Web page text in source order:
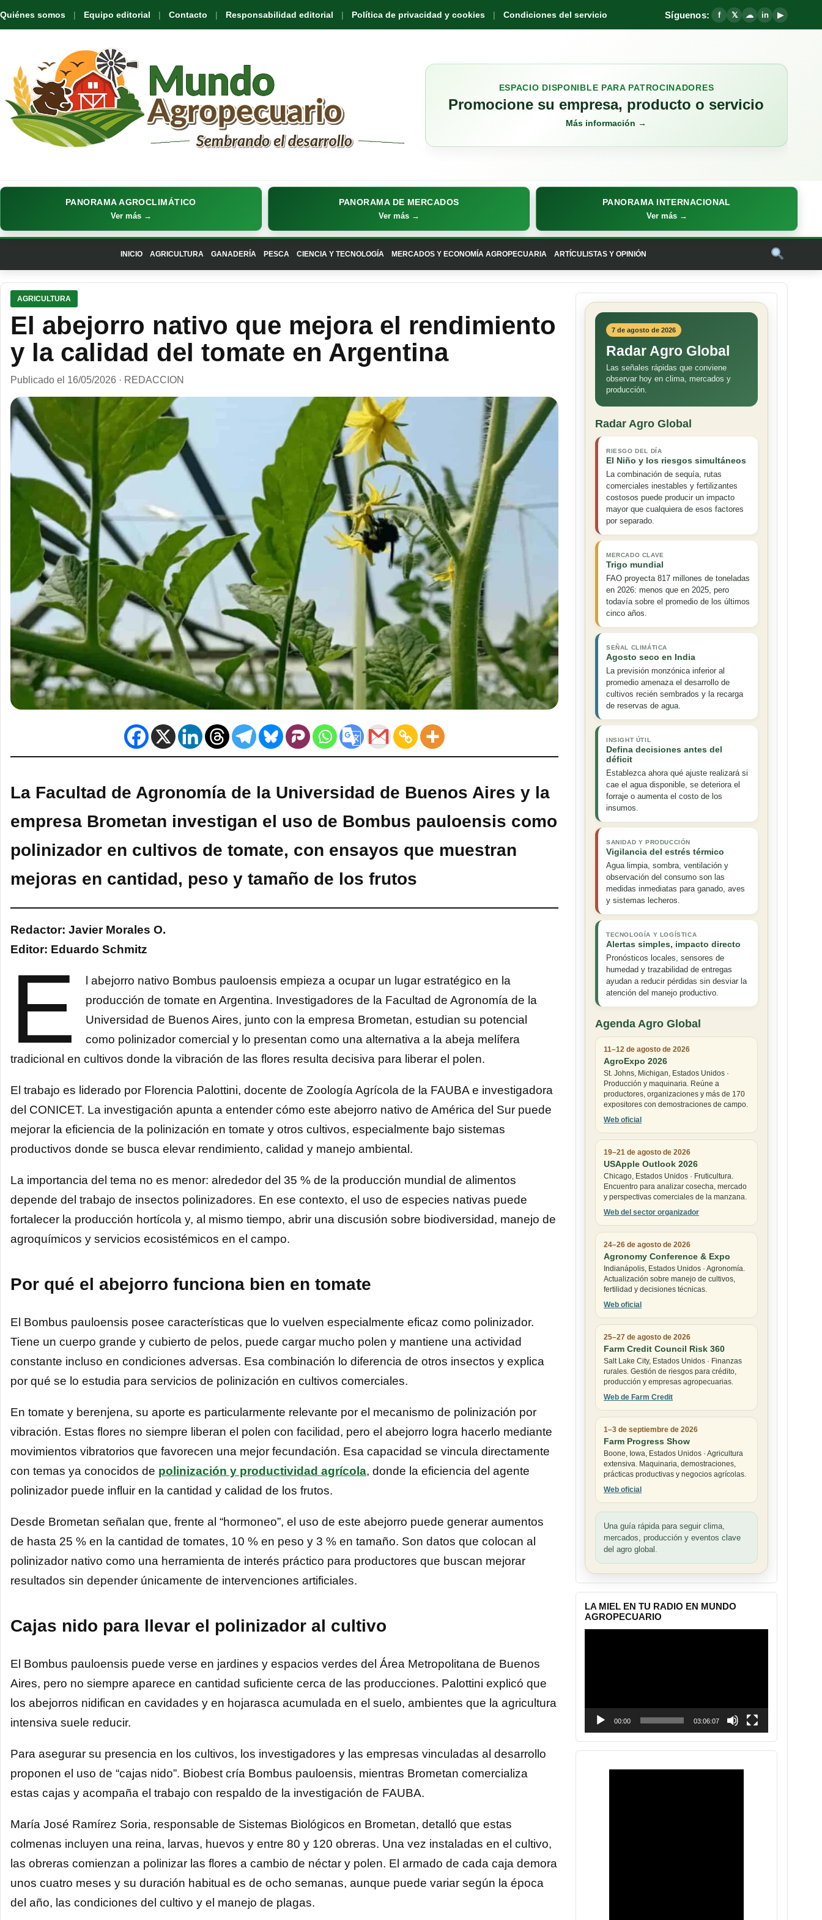
Quiénes somos Equipo editorial Contacto Responsabilidad editorial Política de privacidad y cookies Condiciones del servicio Síguenos: f 𝕏 ☁ in ▶
ESPACIO DISPONIBLE PARA PATROCINADORES
Promocione su empresa, producto o servicio
Más información →
PANORAMA AGROCLIMÁTICO
Ver más →
PANORAMA DE MERCADOS
Ver más →
PANORAMA INTERNACIONAL
Ver más →
INICIO AGRICULTURA GANADERÍA PESCA CIENCIA Y TECNOLOGÍA MERCADOS Y ECONOMÍA AGROPECUARIA ARTÍCULISTAS Y OPINIÓN
AGRICULTURA
El abejorro nativo que mejora el rendimiento
y la calidad del tomate en Argentina
Publicado el 16/05/2026 · REDACCION
La Facultad de Agronomía de la Universidad de Buenos Aires y la
empresa Brometan investigan el uso de Bombus pauloensis como
polinizador en cultivos de tomate, con ensayos que muestran
mejoras en cantidad, peso y tamaño de los frutos
Redactor: Javier Morales O.
Editor: Eduardo Schmitz
E
l abejorro nativo Bombus pauloensis empieza a ocupar un lugar estratégico en la
producción de tomate en Argentina. Investigadores de la Facultad de Agronomía de la
Universidad de Buenos Aires, junto con la empresa Brometan, estudian su potencial
como polinizador comercial y lo presentan como una alternativa a la abeja melífera
tradicional en cultivos donde la vibración de las flores resulta decisiva para liberar el polen.
El trabajo es liderado por Florencia Palottini, docente de Zoología Agrícola de la FAUBA e investigadora
del CONICET. La investigación apunta a entender cómo este abejorro nativo de América del Sur puede
mejorar la eficiencia de la polinización en tomate y otros cultivos, especialmente bajo sistemas
productivos donde se busca elevar rendimiento, calidad y manejo ambiental.
La importancia del tema no es menor: alrededor del 35 % de la producción mundial de alimentos
depende del trabajo de insectos polinizadores. En ese contexto, el uso de especies nativas puede
fortalecer la producción hortícola y, al mismo tiempo, abrir una discusión sobre biodiversidad, manejo de
agroquímicos y servicios ecosistémicos en el campo.
Por qué el abejorro funciona bien en tomate
El Bombus pauloensis posee características que lo vuelven especialmente eficaz como polinizador.
Tiene un cuerpo grande y cubierto de pelos, puede cargar mucho polen y mantiene una actividad
constante incluso en condiciones adversas. Esa combinación lo diferencia de otros insectos y explica
por qué se lo estudia para servicios de polinización en cultivos comerciales.
En tomate y berenjena, su aporte es particularmente relevante por el mecanismo de polinización por
vibración. Estas flores no siempre liberan el polen con facilidad, pero el abejorro logra hacerlo mediante
movimientos vibratorios que favorecen una mejor fecundación. Esa capacidad se vincula directamente
con temas ya conocidos de polinización y productividad agrícola, donde la eficiencia del agente
polinizador puede influir en la cantidad y calidad de los frutos.
Desde Brometan señalan que, frente al “hormoneo”, el uso de este abejorro puede generar aumentos
de hasta 25 % en la cantidad de tomates, 10 % en peso y 3 % en tamaño. Son datos que colocan al
polinizador nativo como una herramienta de interés práctico para productores que buscan mejorar
resultados sin depender únicamente de intervenciones artificiales.
Cajas nido para llevar el polinizador al cultivo
El Bombus pauloensis puede verse en jardines y espacios verdes del Área Metropolitana de Buenos
Aires, pero no siempre aparece en cantidad suficiente cerca de las producciones. Palottini explicó que
los abejorros nidifican en cavidades y en hojarasca acumulada en el suelo, ambientes que la agricultura
intensiva suele reducir.
Para asegurar su presencia en los cultivos, los investigadores y las empresas vinculadas al desarrollo
proponen el uso de “cajas nido”. Biobest cría Bombus pauloensis, mientras Brometan comercializa
estas cajas y acompaña el trabajo con respaldo de la investigación de FAUBA.
María José Ramírez Soria, responsable de Sistemas Biológicos en Brometan, detalló que estas
colmenas incluyen una reina, larvas, huevos y entre 80 y 120 obreras. Una vez instaladas en el cultivo,
las obreras comienzan a polinizar las flores a cambio de néctar y polen. El armado de cada caja demora
unos cuatro meses y su duración habitual es de ocho semanas, aunque puede variar según la época
del año, las condiciones del cultivo y el manejo de plagas.
7 de agosto de 2026
Radar Agro Global
Las señales rápidas que conviene
observar hoy en clima, mercados y
producción.
Radar Agro Global
RIESGO DEL DÍA
El Niño y los riesgos simultáneos
La combinación de sequía, rutas
comerciales inestables y fertilizantes
costosos puede producir un impacto
mayor que cualquiera de esos factores
por separado.
MERCADO CLAVE
Trigo mundial
FAO proyecta 817 millones de toneladas
en 2026: menos que en 2025, pero
todavía sobre el promedio de los últimos
cinco años.
SEÑAL CLIMÁTICA
Agosto seco en India
La previsión monzónica inferior al
promedio amenaza el desarrollo de
cultivos recién sembrados y la recarga
de reservas de agua.
INSIGHT ÚTIL
Defina decisiones antes del
déficit
Establezca ahora qué ajuste realizará si
cae el agua disponible, se deteriora el
forraje o aumenta el costo de los
insumos.
SANIDAD Y PRODUCCIÓN
Vigilancia del estrés térmico
Agua limpia, sombra, ventilación y
observación del consumo son las
medidas inmediatas para ganado, aves
y sistemas lecheros.
TECNOLOGÍA Y LOGÍSTICA
Alertas simples, impacto directo
Pronósticos locales, sensores de
humedad y trazabilidad de entregas
ayudan a reducir pérdidas sin desviar la
atención del manejo productivo.
Agenda Agro Global
11–12 de agosto de 2026
AgroExpo 2026
St. Johns, Michigan, Estados Unidos ·
Producción y maquinaria. Reúne a
productores, organizaciones y más de 170
expositores con demostraciones de campo.
Web oficial
19–21 de agosto de 2026
USApple Outlook 2026
Chicago, Estados Unidos · Fruticultura.
Encuentro para analizar cosecha, mercado
y perspectivas comerciales de la manzana.
Web del sector organizador
24–26 de agosto de 2026
Agronomy Conference & Expo
Indianápolis, Estados Unidos · Agronomía.
Actualización sobre manejo de cultivos,
fertilidad y decisiones técnicas.
Web oficial
25–27 de agosto de 2026
Farm Credit Council Risk 360
Salt Lake City, Estados Unidos · Finanzas
rurales. Gestión de riesgos para crédito,
producción y empresas agropecuarias.
Web de Farm Credit
1–3 de septiembre de 2026
Farm Progress Show
Boone, Iowa, Estados Unidos · Agricultura
extensiva. Maquinaria, demostraciones,
prácticas productivas y negocios agrícolas.
Web oficial
Una guía rápida para seguir clima,
mercados, producción y eventos clave
del agro global.
LA MIEL EN TU RADIO EN MUNDO
AGROPECUARIO
00:00 03:06:07